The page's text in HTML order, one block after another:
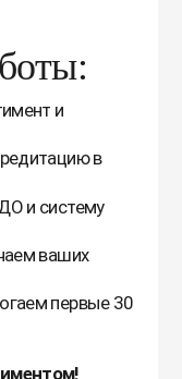
и
в
и систему
ваших
первые 30